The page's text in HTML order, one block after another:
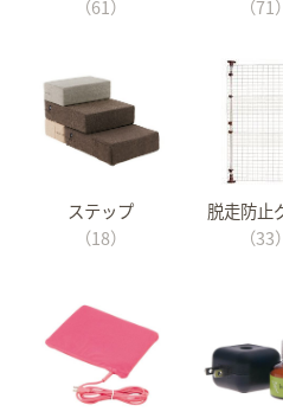
（61）
（71）
ステップ
（18）
脱走防止
（33）